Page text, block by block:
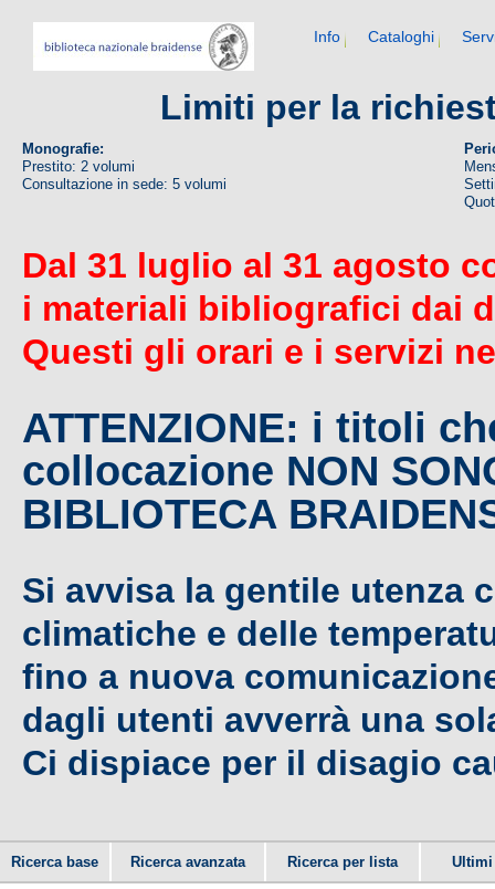
Info Cataloghi
Limiti per la
Monografie:
Prestito: 2 volumi
Consultazione in sede: 5 volumi
Dal 31 luglio al 31 agosto
i materiali bibliografici dai
Questi gli orari e i servizi
ATTENZIONE: i titoli
collocazione NON
BIBLIOTECA
Si avvisa la gentile utenza
climatiche e delle
fino a nuova
dagli utenti avverrà una
Ci dispiace per il disagio
Ricerca base Ricerca avanzata Ricerca per lista